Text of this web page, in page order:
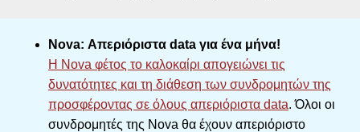
Nova: Απεριόριστα data για ένα μήνα!
H Nova φέτος το καλοκαίρι απογειώνει τις
δυνατότητες και τη διάθεση των συνδρομητών της
προσφέροντας σε όλους απεριόριστα data. Όλοι οι
συνδρομητές της Nova θα έχουν απεριόριστο